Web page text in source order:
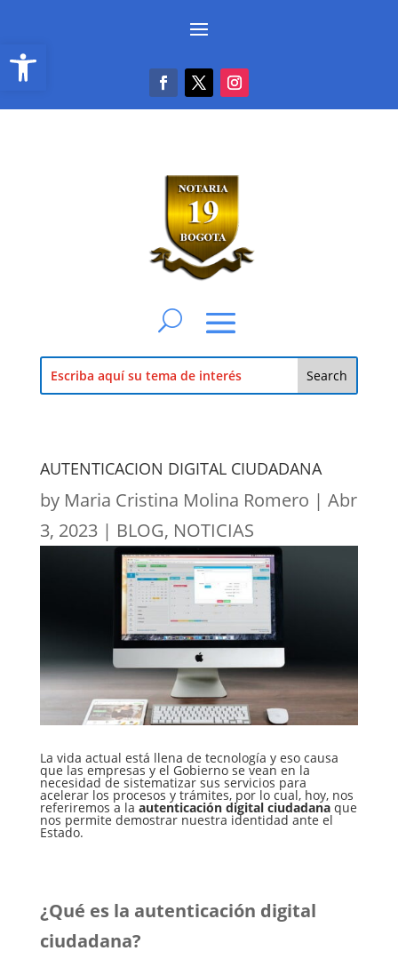
Abrir barra de herramientas
AUTENTICACION DIGITAL CIUDADANA
by Maria Cristina Molina Romero | Abr
3, 2023| BLOG, NOTICIAS
La vida actual está llena de tecnología y eso causa
que las empresas y el Gobierno se vean en la
necesidad de sistematizar sus servicios para
acelerar los procesos y trámites, por lo cual, hoy, nos
referiremos a la autenticación digital ciudadana que
nos permite demostrar nuestra identidad ante el
Estado.
¿Qué es la autenticación digital
ciudadana?